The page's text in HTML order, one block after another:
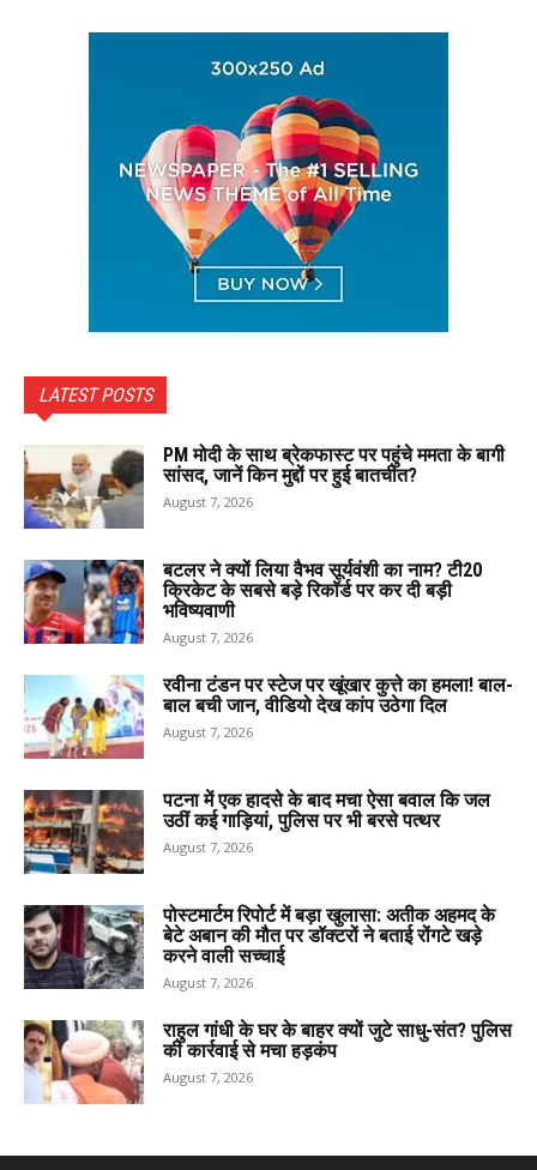
LATEST POSTS
PM मोदी के साथ ब्रेकफास्ट पर पहुंचे ममता के बागी
सांसद, जानें किन मुद्दों पर हुई बातचीत?
August 7, 2026
बटलर ने क्यों लिया वैभव सूर्यवंशी का नाम? टी20
क्रिकेट के सबसे बड़े रिकॉर्ड पर कर दी बड़ी
भविष्यवाणी
August 7, 2026
रवीना टंडन पर स्टेज पर खूंखार कुत्ते का हमला! बाल-
बाल बची जान, वीडियो देख कांप उठेगा दिल
August 7, 2026
पटना में एक हादसे के बाद मचा ऐसा बवाल कि जल
उठीं कई गाड़ियां, पुलिस पर भी बरसे पत्थर
August 7, 2026
पोस्टमार्टम रिपोर्ट में बड़ा खुलासा: अतीक अहमद के
बेटे अबान की मौत पर डॉक्टरों ने बताई रोंगटे खड़े
करने वाली सच्चाई
August 7, 2026
राहुल गांधी के घर के बाहर क्यों जुटे साधु-संत? पुलिस
की कार्रवाई से मचा हड़कंप
August 7, 2026